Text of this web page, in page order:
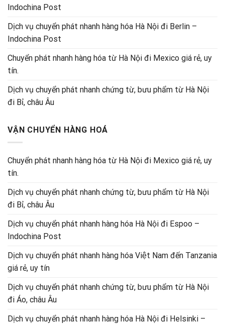
Indochina Post
Dịch vụ chuyển phát nhanh hàng hóa Hà Nội đi Berlin –
Indochina Post
Chuyển phát nhanh hàng hóa từ Hà Nội đi Mexico giá rẻ, uy
tín.
Dịch vụ chuyển phát nhanh chứng từ, bưu phẩm từ Hà Nội
đi Bỉ, châu Âu
VẬN CHUYỂN HÀNG HOÁ
Chuyển phát nhanh hàng hóa từ Hà Nội đi Mexico giá rẻ, uy
tín.
Dịch vụ chuyển phát nhanh chứng từ, bưu phẩm từ Hà Nội
đi Bỉ, châu Âu
Dịch vụ chuyển phát nhanh hàng hóa Hà Nội đi Espoo –
Indochina Post
Dịch vụ chuyển phát nhanh hàng hóa Việt Nam đến Tanzania
giá rẻ, uy tín
Dịch vụ chuyển phát nhanh chứng từ, bưu phẩm từ Hà Nội
đi Áo, châu Âu
Dịch vụ chuyển phát nhanh hàng hóa Hà Nội đi Helsinki –